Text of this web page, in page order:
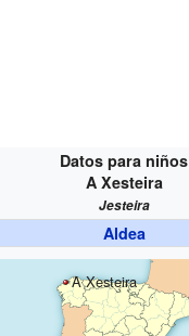
Datos para niños
A Xesteira
Jesteira
Aldea
A Xesteira